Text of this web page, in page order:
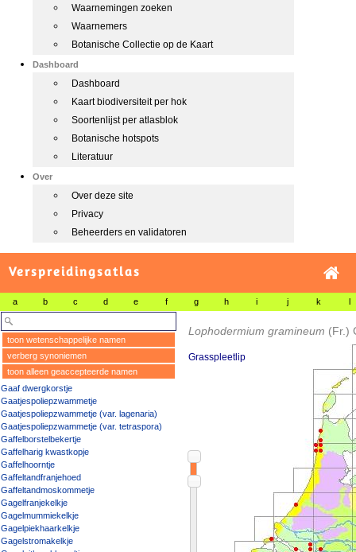
Waarnemingen zoeken
Waarnemers
Botanische Collectie op de Kaart
Dashboard
Dashboard
Kaart biodiversiteit per hok
Soortenlijst per atlasblok
Botanische hotspots
Literatuur
Over
Over deze site
Privacy
Beheerders en validatoren
Verspreidingsatlas
a b c d e f g h i j k l
toon wetenschappelijke namen
verberg synoniemen
toon alleen geaccepteerde namen
Gaaf dwergkorstje
Gaatjespoliepzwammetje
Gaatjespoliepzwammetje (var. lagenaria)
Gaatjespoliepzwammetje (var. tetraspora)
Gaffelborstelbekertje
Gaffelharig kwastkopje
Gaffelhoorntje
Gaffeltandfranjehoed
Gaffeltandmoskommetje
Gagelfranjekelkje
Gagelmummiekelkje
Gagelpiekhaarkelkje
Gagelstromakelkje
Lophodermium gramineum (Fr.)
Grasspleetlip